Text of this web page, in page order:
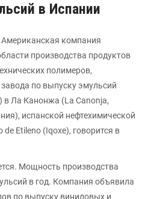
в Испании
Американская компания
производства продуктов
полимеров,
по выпуску эмульсий
в Ла Канонжа (La Canonja,
испанской нефтехимической
Etileno (Iqoxe), говорится в
Мощность производства
в год. Компания объявила
по выпуску виниловых и